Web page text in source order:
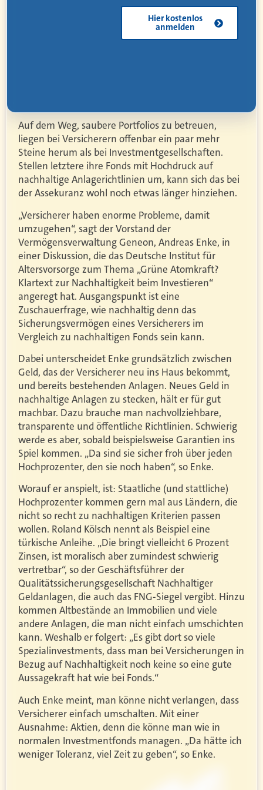
Kostenlos
herunterladen
Auf dem Weg, saubere Portfolios zu betreuen,
liegen bei Versicherern offenbar ein paar mehr
Steine herum als bei Investmentgesellschaften.
Stellen letztere ihre Fonds mit Hochdruck auf
nachhaltige Anlagerichtlinien um, kann sich das bei
der Assekuranz wohl noch etwas länger hinziehen.
„Versicherer haben enorme Probleme, damit
umzugehen“, sagt der Vorstand der
Vermögensverwaltung Geneon, Andreas Enke, in
einer Diskussion, die das Deutsche Institut für
Altersvorsorge zum Thema „Grüne Atomkraft?
Klartext zur Nachhaltigkeit beim Investieren“
angeregt hat. Ausgangspunkt ist eine
Zuschauerfrage, wie nachhaltig denn das
Sicherungsvermögen eines Versicherers im
Vergleich zu nachhaltigen Fonds sein kann.
Dabei unterscheidet Enke grundsätzlich zwischen
Geld, das der Versicherer neu ins Haus bekommt,
und bereits bestehenden Anlagen. Neues Geld in
nachhaltige Anlagen zu stecken, hält er für gut
machbar. Dazu brauche man nachvollziehbare,
transparente und öffentliche Richtlinien. Schwierig
werde es aber, sobald beispielsweise Garantien ins
Spiel kommen. „Da sind sie sicher froh über jeden
Hochprozenter, den sie noch haben“, so Enke.
Worauf er anspielt, ist: Staatliche (und stattliche)
Hochprozenter kommen gern mal aus Ländern, die
nicht so recht zu nachhaltigen Kriterien passen
wollen. Roland Kölsch nennt als Beispiel eine
türkische Anleihe. „Die bringt vielleicht 6 Prozent
Zinsen, ist moralisch aber zumindest schwierig
vertretbar“, so der Geschäftsführer der
Qualitätssicherungsgesellschaft Nachhaltiger
Geldanlagen, die auch das FNG-Siegel vergibt. Hinzu
kommen Altbestände an Immobilien und viele
andere Anlagen, die man nicht einfach umschichten
kann. Weshalb er folgert: „Es gibt dort so viele
Spezialinvestments, dass man bei Versicherungen in
Bezug auf Nachhaltigkeit noch keine so eine gute
Aussagekraft hat wie bei Fonds.“
Auch Enke meint, man könne nicht verlangen, dass
Versicherer einfach umschalten. Mit einer
Ausnahme: Aktien, denn die könne man wie in
normalen Investmentfonds managen. „Da hätte ich
weniger Toleranz, viel Zeit zu geben“, so Enke.